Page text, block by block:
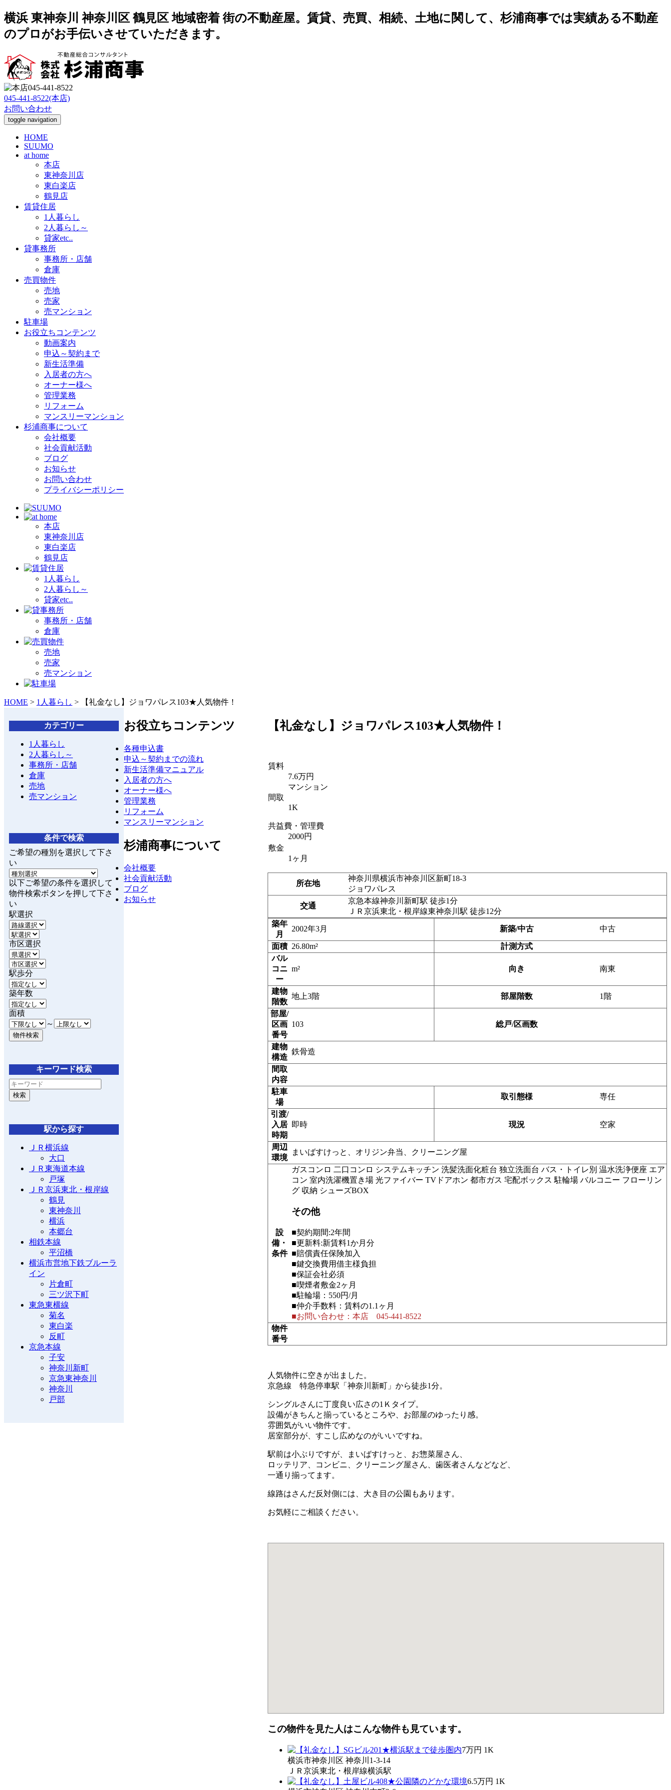
横浜 東神奈川 神奈川区 鶴見区 地域密着 街の不動産屋。賃貸、売買、相続、土地に関して、杉浦商事では実績ある不動産
のプロがお手伝いさせていただきます。
045-441-8522(本店)
お問い合わせ
toggle navigation
HOME
SUUMO
at home
本店
東神奈川店
東白楽店
鶴見店
賃貸住居
1人暮らし
2人暮らし～
貸家etc..
貸事務所
事務所・店舗
倉庫
売買物件
売地
売家
売マンション
駐車場
お役立ちコンテンツ
動画案内
申込～契約まで
新生活準備
入居者の方へ
オーナー様へ
管理業務
リフォーム
マンスリーマンション
杉浦商事について
会社概要
社会貢献活動
ブログ
お知らせ
お問い合わせ
プライバシーポリシー
本店
東神奈川店
東白楽店
鶴見店
1人暮らし
2人暮らし～
貸家etc..
事務所・店舗
倉庫
売地
売家
売マンション
HOME > 1人暮らし > 【礼金なし】ジョワパレス103★人気物件！
【礼金なし】ジョワパレス103★人気物件！
賃料
7.6万円
マンション
間取
1K
共益費・管理費
2000円
敷金
1ヶ月
所在地
神奈川県横浜市神奈川区新町18-3
ジョワパレス
交通
京急本線神奈川新町駅 徒歩1分
ＪＲ京浜東北・根岸線東神奈川駅 徒歩12分
築年
月
2002年3月 新築/中古 中古
面積 26.80m²
計測方式
バル
コニ
ー
m² 向き 南東
建物
階数
地上3階 部屋階数 1階
部屋/
区画
番号
103 総戸/区画数
建物
構造
鉄骨造
間取
内容
駐車
場
取引態様 専任
引渡/
入居
時期
即時 現況 空家
周辺
環境
まいばすけっと、オリジン弁当、クリーニング屋
設
備・
条件
ガスコンロ 二口コンロ システムキッチン 洗髪洗面化粧台 独立洗面台 バス・トイレ別 温水洗浄便座 エア
コン 室内洗濯機置き場 光ファイバー TVドアホン 都市ガス 宅配ボックス 駐輪場 バルコニー フローリン
グ 収納 シューズBOX
その他
■契約期間:2年間
■更新料:新賃料1か月分
■賠償責任保険加入
■鍵交換費用借主様負担
■保証会社必須
■喫煙者敷金2ヶ月
■駐輪場：550円/月
■仲介手数料：賃料の1.1ヶ月
■お問い合わせ：本店 045-441-8522
物件
番号
人気物件に空きが出ました。
京急線 特急停車駅「神奈川新町」から徒歩1分。
シングルさんに丁度良い広さの1Ｋタイプ。
設備がきちんと揃っているところや、お部屋のゆったり感。
雰囲気がいい物件です。
居室部分が、すこし広めなのがいいですね。
駅前は小ぶりですが、まいばすけっと、お惣菜屋さん、
ロッテリア、コンビニ、クリーニング屋さん、歯医者さんなどなど、
一通り揃ってます。
線路はさんだ反対側には、大き目の公園もあります。
お気軽にご相談ください。
この物件を見た人はこんな物件も見ています。
7万円 1K
横浜市神奈川区 神奈川1-3-14
ＪＲ京浜東北・根岸線横浜駅
6.5万円 1K
カテゴリー
1人暮らし
2人暮らし～
事務所・店舗
倉庫
売地
売マンション
条件で検索
ご希望の種別を選択して下さ
い
以下ご希望の条件を選択して
物件検索ボタンを押して下さ
い
駅選択
市区選択
駅歩分
築年数
面積
～
キーワード検索
駅から探す
ＪＲ横浜線
大口
ＪＲ東海道本線
戸塚
ＪＲ京浜東北・根岸線
鶴見
東神奈川
横浜
本郷台
相鉄本線
平沼橋
横浜市営地下鉄ブルーラ
イン
片倉町
三ツ沢下町
東急東横線
菊名
東白楽
反町
京急本線
子安
神奈川新町
京急東神奈川
神奈川
戸部
お役立ちコンテンツ
各種申込書
申込～契約までの流れ
新生活準備マニュアル
入居者の方へ
オーナー様へ
管理業務
リフォーム
マンスリーマンション
杉浦商事について
会社概要
社会貢献活動
ブログ
お知らせ